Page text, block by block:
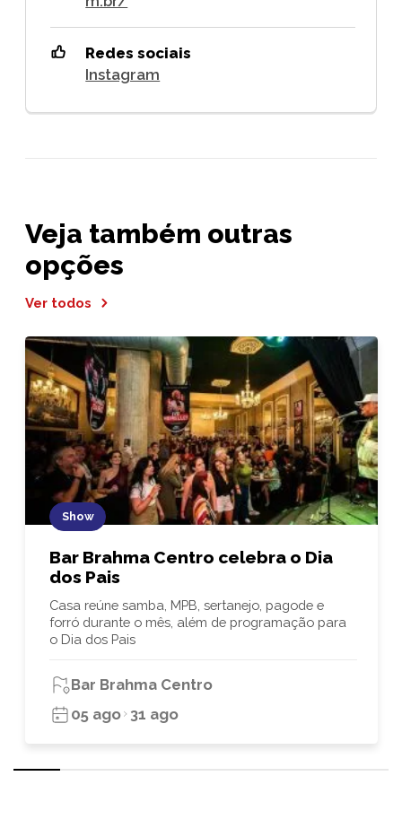
Redes sociais
Instagram
Veja também outras
opções
Ver todos
Show
Bar Brahma Centro celebra o Dia
dos Pais
Casa reúne samba, MPB, sertanejo, pagode e
forró durante o mês, além de programação para
o Dia dos Pais
Bar Brahma Centro
05 ago 31 ago